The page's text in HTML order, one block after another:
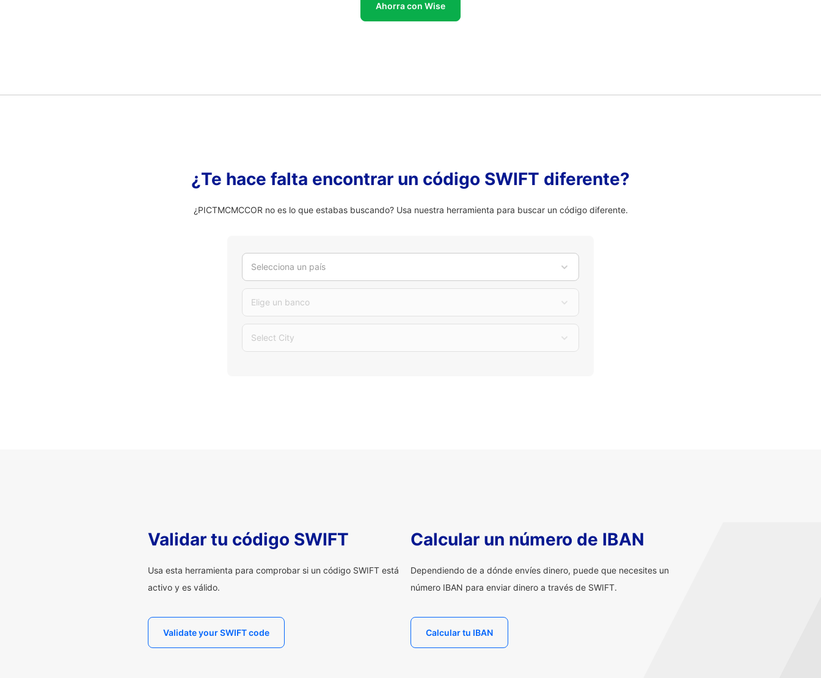
Ahorra con Wise
¿Te hace falta encontrar un código SWIFT diferente?
¿PICTMCMCCOR no es lo que estabas buscando? Usa nuestra herramienta para buscar un código diferente.
Selecciona un país
Elige un banco
Select City
Validar tu código SWIFT
Usa esta herramienta para comprobar si un código SWIFT está
activo y es válido.
Validate your SWIFT code
Calcular un número de IBAN
Dependiendo de a dónde envíes dinero, puede que necesites un
número IBAN para enviar dinero a través de SWIFT.
Calcular tu IBAN